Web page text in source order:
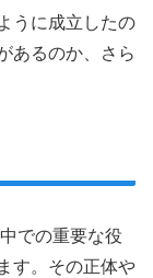
うに成立したの
あるのか、さら
での重要な役
す。その正体や